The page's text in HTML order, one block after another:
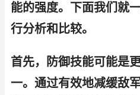
能的强度。下面我们就
行分析和比较。
首先，防御技能可能是
一。通过有效地减缓敌